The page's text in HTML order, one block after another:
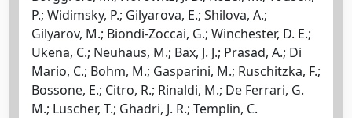
P.; Widimsky, P.; Gilyarova, E.; Shilova, A.;
Gilyarov, M.; Biondi-Zoccai, G.; Winchester, D. E.;
Ukena, C.; Neuhaus, M.; Bax, J. J.; Prasad, A.; Di
Mario, C.; Bohm, M.; Gasparini, M.; Ruschitzka, F.;
Bossone, E.; Citro, R.; Rinaldi, M.; De Ferrari, G.
M.; Luscher, T.; Ghadri, J. R.; Templin, C.